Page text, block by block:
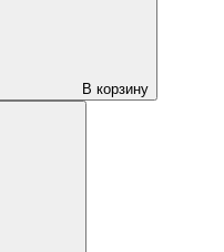
В корзину